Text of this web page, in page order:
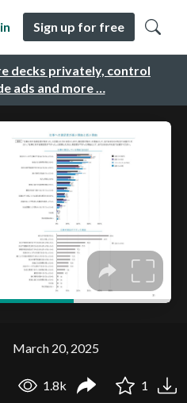
decks privately, control
ads and more …
Sign up for free
March 20, 2025
1.8k 1